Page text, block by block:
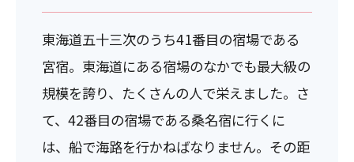
東海道五十三次のうち41番目の宿場である
宮宿。東海道にある宿場のなかでも最大級の
規模を誇り、たくさんの人で栄えました。さ
て、42番目の宿場である桑名宿に行くに
は、船で海路を行かねばなりません。その距